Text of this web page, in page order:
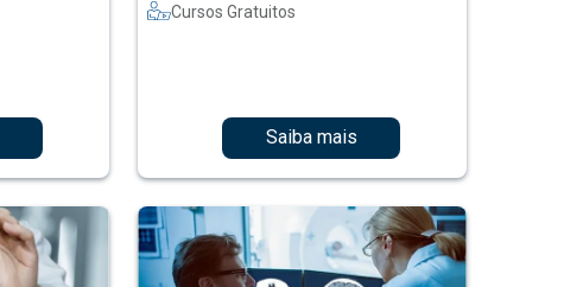
Cursos Gratuitos
Saiba mais